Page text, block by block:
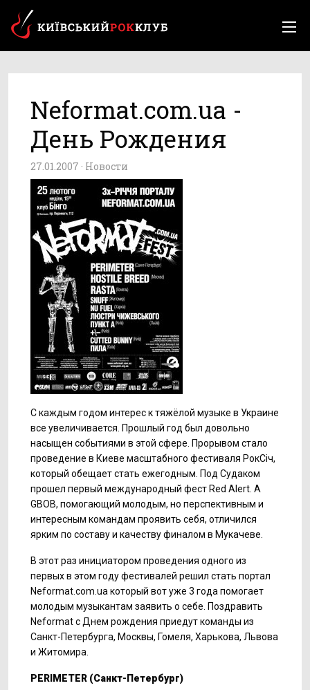
Neformat.com.ua -
День Рождения
27.01.2007 · Новости
С каждым годом интерес к тяжёлой музыке в Украине
все увеличивается. Прошлый год был довольно
насыщен событиями в этой сфере. Прорывом стало
проведение в Киеве масштабного фестиваля РокСіч,
который обещает стать ежегодным. Под Судаком
прошел первый международный фест Red Alert. А
GBOB, помогающий молодым, но перспективным и
интересным командам проявить себя, отличился
ярким по составу и качеству финалом в Мукачеве.
В этот раз инициатором проведения одного из
первых в этом году фестивалей решил стать портал
Neformat.com.ua который вот уже 3 года помогает
молодым музыкантам заявить о себе. Поздравить
Neformat с Днем рождения приедут команды из
Санкт-Петербурга, Москвы, Гомеля, Харькова, Львова
и Житомира.
PERIMETER (Санкт-Петербург)